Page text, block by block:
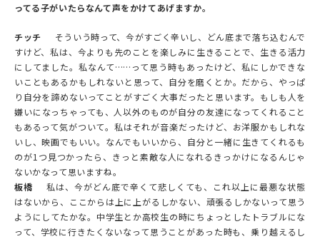
ってる子がいたらなんて声をかけてあげますか。
チッチ
そういう時って、今がすごく辛いし、どん底まで落ち込むんで
すけど、私は、今よりも先のことを楽しみに生きることで、生きる活力
にしてました。私なんて……って思う時もあったけど、私にしかできな
いこともあるかもしれないと思って、自分を磨くとか。だから、やっぱ
り自分を諦めないってことがすごく大事だったと思います。もしも人を
嫌いになっちゃっても、人以外のものが自分の友達になってくれること
もあるって気がついて。私はそれが音楽だったけど、お洋服かもしれな
いし、映画でもいい。なんでもいいから、自分と一緒に生きてくれるも
のが1つ見つかったら、きっと素敵な人になれるきっかけになるんじゃ
ないかなって思いますね。
板橋
私は、今がどん底で辛くて悲しくても、これ以上に最悪な状態
はないから、ここからは上に上がるしかない、頑張るしかないって思う
ようにしてたかな。中学生とか高校生の時にちょっとしたトラブルにな
って、学校に行きたくないなって思うことがあった時も、乗り越えるし